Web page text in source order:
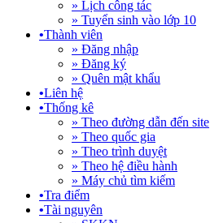
» Lịch công tác
» Tuyển sinh vào lớp 10
•Thành viên
» Đăng nhập
» Đăng ký
» Quên mật khẩu
•Liên hệ
•Thống kê
» Theo đường dẫn đến site
» Theo quốc gia
» Theo trình duyệt
» Theo hệ điều hành
» Máy chủ tìm kiếm
•Tra điểm
•Tài nguyên